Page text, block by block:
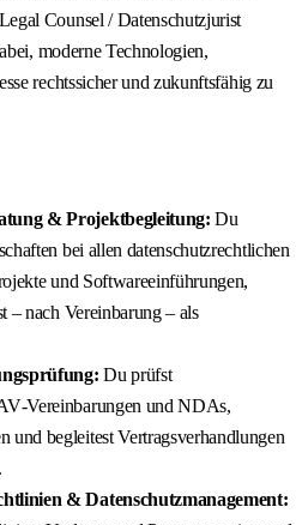
Counsel / Datenschutzjurist
moderne Technologien,
rechtssicher und zukunftsfähig zu
& Projektbegleitung: Du
bei allen datenschutzrechtlichen
und Softwareeinführungen,
– nach Vereinbarung – als
Du prüfst
und NDAs,
und begleitest Vertragsverhandlungen
& Datenschutzmanagement: